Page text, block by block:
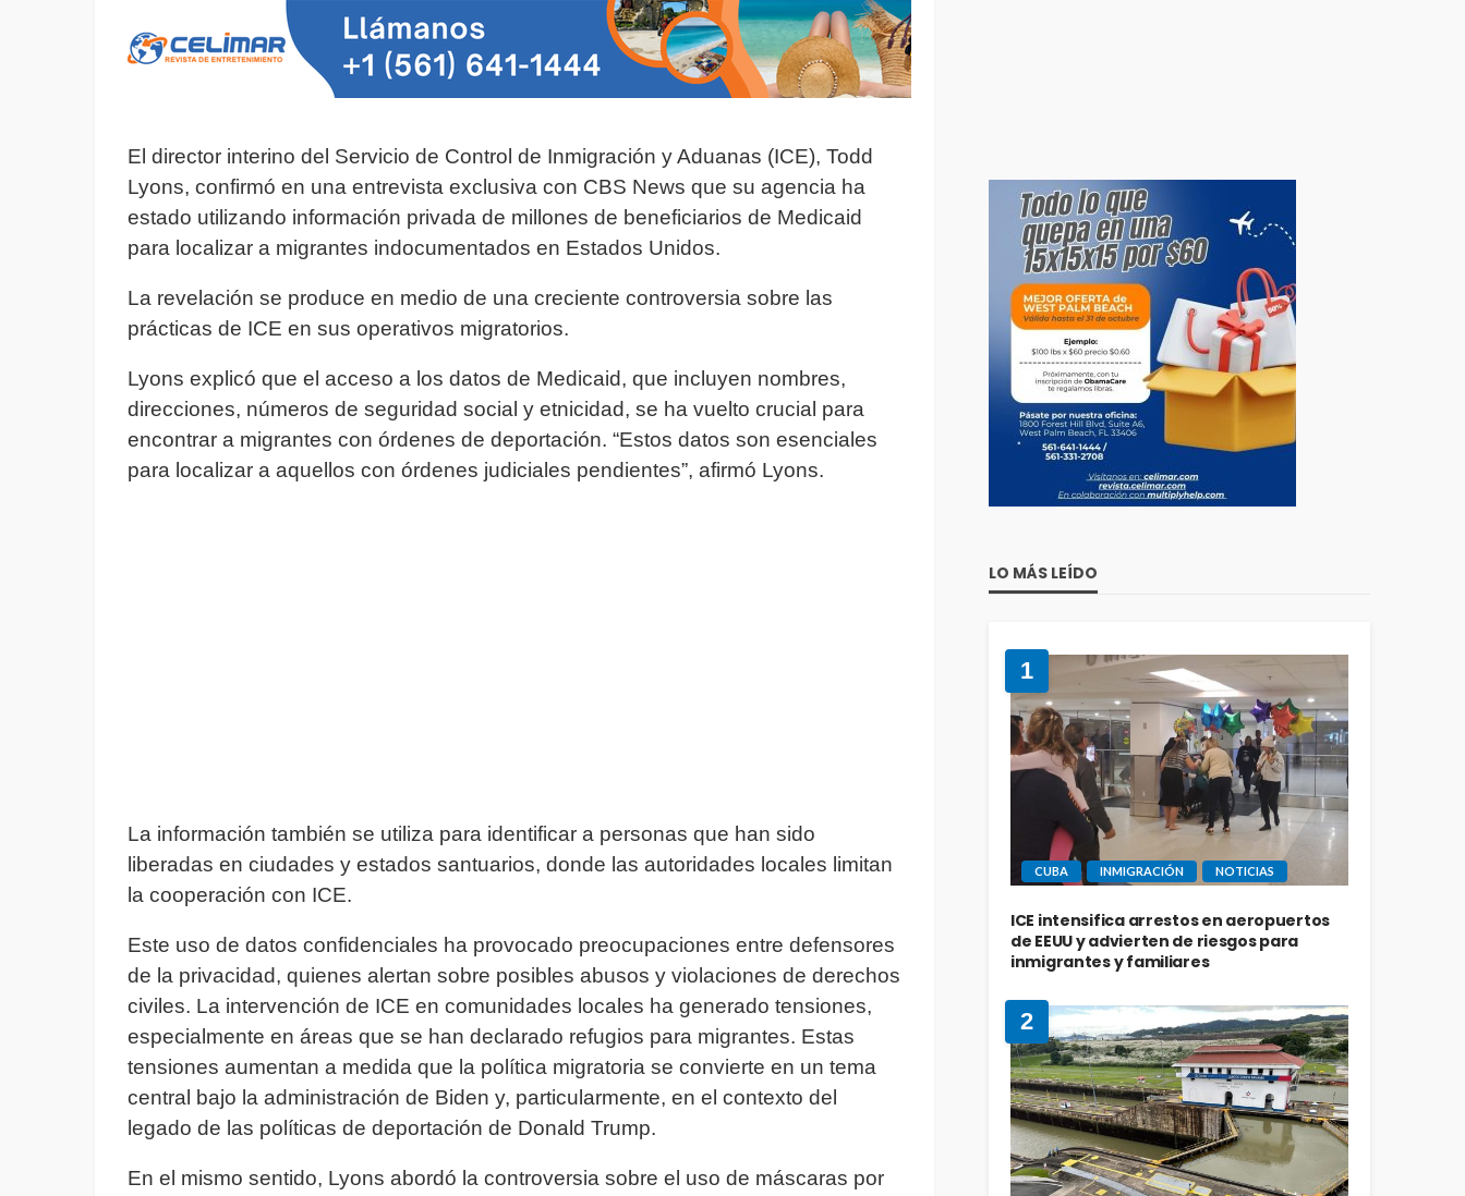
El director interino del Servicio de Control de Inmigración y Aduanas (ICE), Todd
Lyons, confirmó en una entrevista exclusiva con CBS News que su agencia ha
estado utilizando información privada de millones de beneficiarios de Medicaid
para localizar a migrantes indocumentados en Estados Unidos.
La revelación se produce en medio de una creciente controversia sobre las
prácticas de ICE en sus operativos migratorios.
Lyons explicó que el acceso a los datos de Medicaid, que incluyen nombres,
direcciones, números de seguridad social y etnicidad, se ha vuelto crucial para
encontrar a migrantes con órdenes de deportación. “Estos datos son esenciales
para localizar a aquellos con órdenes judiciales pendientes”, afirmó Lyons.
La información también se utiliza para identificar a personas que han sido
liberadas en ciudades y estados santuarios, donde las autoridades locales limitan
la cooperación con ICE.
Este uso de datos confidenciales ha provocado preocupaciones entre defensores
de la privacidad, quienes alertan sobre posibles abusos y violaciones de derechos
civiles. La intervención de ICE en comunidades locales ha generado tensiones,
especialmente en áreas que se han declarado refugios para migrantes. Estas
tensiones aumentan a medida que la política migratoria se convierte en un tema
central bajo la administración de Biden y, particularmente, en el contexto del
legado de las políticas de deportación de Donald Trump.
En el mismo sentido, Lyons abordó la controversia sobre el uso de máscaras por
LO MÁS LEÍDO
1
CUBA INMIGRACIÓN NOTICIAS
ICE intensifica arrestos en aeropuertos
de EEUU y advierten de riesgos para
inmigrantes y familiares
2